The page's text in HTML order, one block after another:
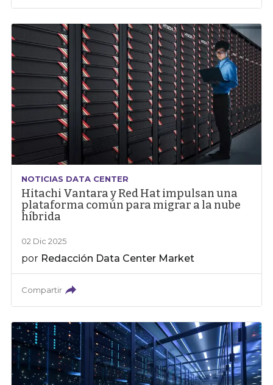
NOTICIAS DATA CENTER
Hitachi Vantara y Red Hat impulsan una
plataforma común para migrar a la nube
híbrida
02 Dic 2025
por Redacción Data Center Market
Compartir